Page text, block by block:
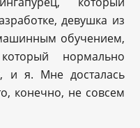
девушка из
обучением,
нормально
и я. Мне досталась
конечно, не совсем